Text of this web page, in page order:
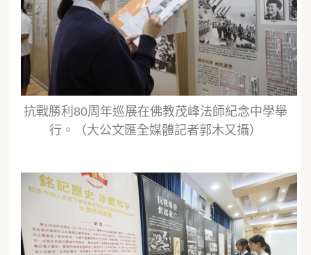
抗戰勝利80周年巡展在佛教茂峰法師紀念中學舉
行。（大公文匯全媒體記者郭木又攝）